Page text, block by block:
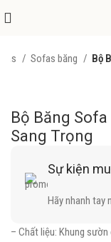
Sofas băng Bộ
Bộ Băng
Sang Trọng
Sự kiện
Hãy nhanh tay
– Chất liệu: Khung